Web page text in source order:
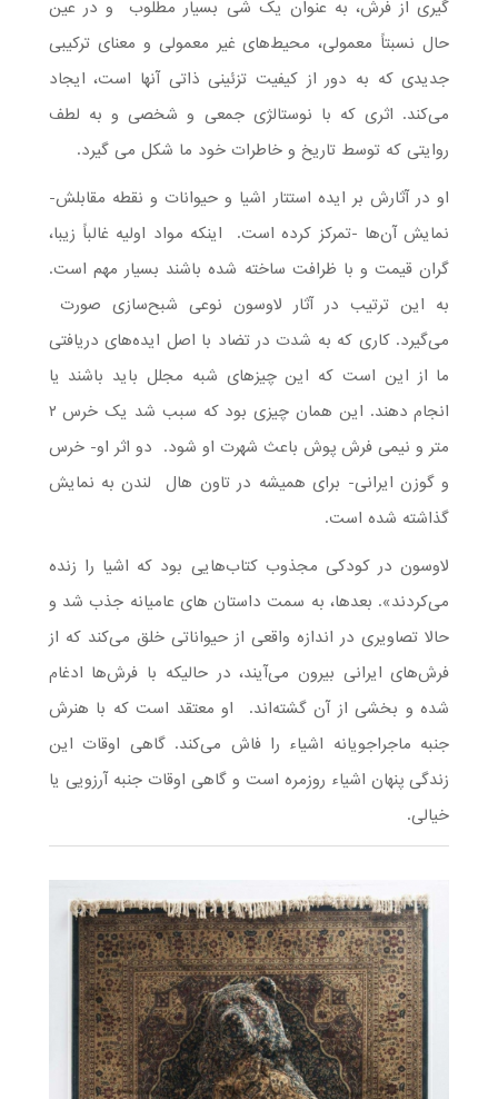
گیری از فرش، به عنوان یک شی بسیار مطلوب و در عین
حال نسبتاً معمولی، محیط‌های غیر معمولی و معنای ترکیبی
جدیدی که به دور از کیفیت تزئینی ذاتی آنها است، ایجاد
می‌کند. اثری که با نوستالژی جمعی و شخصی و به لطف
روایتی که توسط تاریخ و خاطرات خود ما شکل می گیرد.
او در آثارش بر ایده استتار اشیا و حیوانات و نقطه مقابلش-
نمایش آن‌ها -تمرکز کرده است. اینکه مواد اولیه غالباً زیبا،
گران قیمت و با ظرافت ساخته شده باشند بسیار مهم است.
به این ترتیب در آثار لاوسون نوعی شبح‌سازی صورت
می‌گیرد. کاری که به شدت در تضاد با اصل ایده‌های دریافتی
ما از این است که این چیزهای شبه مجلل باید باشند یا
انجام دهند. این همان چیزی بود که سبب شد یک خرس ۲
متر و نیمی فرش پوش باعث شهرت او شود. دو اثر او- خرس
و گوزن ایرانی- برای همیشه در تاون هال لندن به نمایش
گذاشته شده است.
لاوسون در کودکی مجذوب کتاب‌هایی بود که اشیا را زنده
می‌کردند». بعدها، به سمت داستان های عامیانه جذب شد و
حالا تصاویری در اندازه واقعی از حیواناتی خلق می‌کند که از
فرش‌های ایرانی بیرون می‌آیند، در حالیکه با فرش‌ها ادغام
شده و بخشی از آن گشته‌اند. او معتقد است که با هنرش
جنبه ماجراجویانه اشیاء را فاش می‌کند. گاهی اوقات این
زندگی پنهان اشیاء روزمره است و گاهی اوقات جنبه آرزویی یا
خیالی.